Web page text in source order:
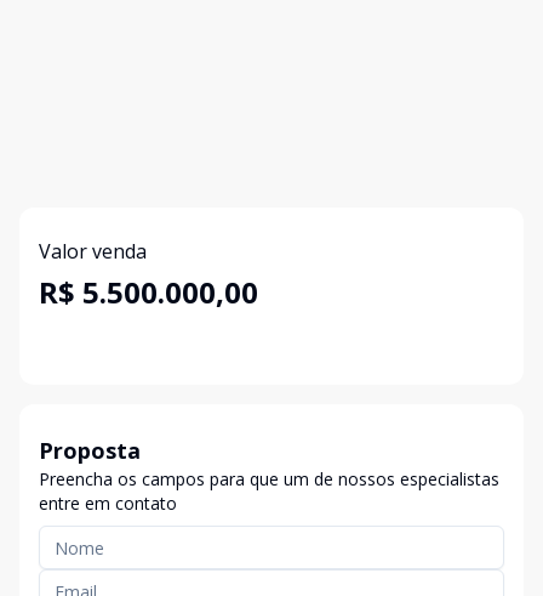
Valor venda
R$ 5.500.000,00
Proposta
Preencha os campos para que um de nossos especialistas
entre em contato